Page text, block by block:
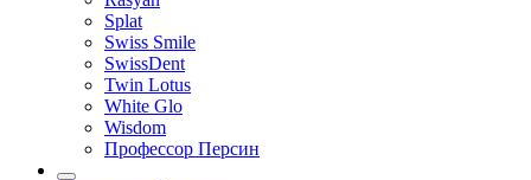
Splat
Swiss Smile
SwissDent
Twin Lotus
White Glo
Wisdom
Профессор Персин